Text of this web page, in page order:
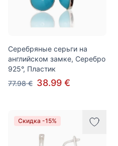
Серебряные серьги на
английском замке, Серебро
925°, Пластик
77.98 € 38.99 €
Скидка -15%